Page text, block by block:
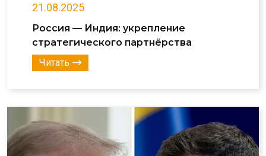
21.08.2025
Россия — Индия: укрепление
стратегического партнёрства
Читать